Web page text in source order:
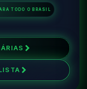
TODO O BRASIL